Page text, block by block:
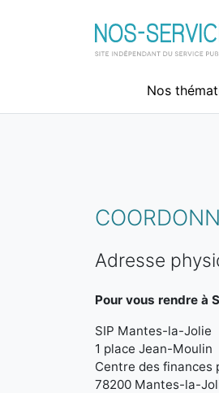
Nos
Adresse
Pour vous rendre à
SIP Mantes-la-Jolie
1 place Jean-Moulin
Centre des finances
78200 Mantes-la-